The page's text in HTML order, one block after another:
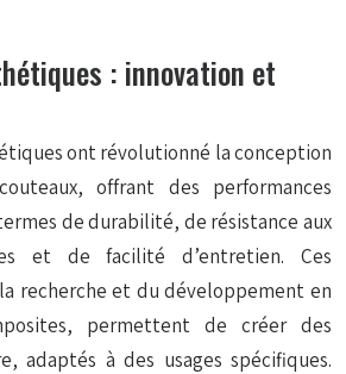
: innovation et
ont révolutionné la conception
offrant des performances
de durabilité, de résistance aux
et de facilité d’entretien. Ces
recherche et du développement en
permettent de créer des
adaptés à des usages spécifiques.